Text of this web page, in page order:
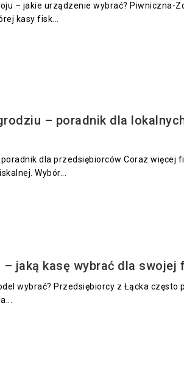
– jakie urządzenie wybrać? Piwniczna-
kasy fisk...
– poradnik dla
dla przedsiębiorców Coraz więcej
Wybór...
jaką kasę wybrać dla swojej
wybrać? Przedsiębiorcy z Łącka często